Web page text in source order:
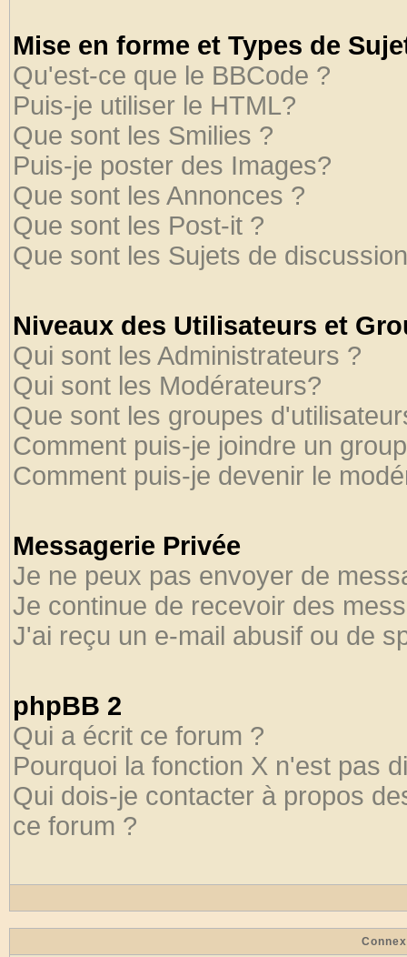
Mise en forme et Types de
Qu'est-ce que le BBCode ?
Puis-je utiliser le HTML?
Que sont les Smilies ?
Puis-je poster des Images?
Que sont les Annonces ?
Que sont les Post-it ?
Que sont les Sujets de
Niveaux des Utilisateurs et
Qui sont les Administrateurs ?
Qui sont les Modérateurs?
Que sont les groupes
Comment puis-je joindre un
Comment puis-je devenir le
Messagerie Privée
Je ne peux pas envoyer de
Je continue de recevoir des
J'ai reçu un e-mail abusif ou de
phpBB 2
Qui a écrit ce forum ?
Pourquoi la fonction X n'est pas
Qui dois-je contacter à propos
ce forum ?